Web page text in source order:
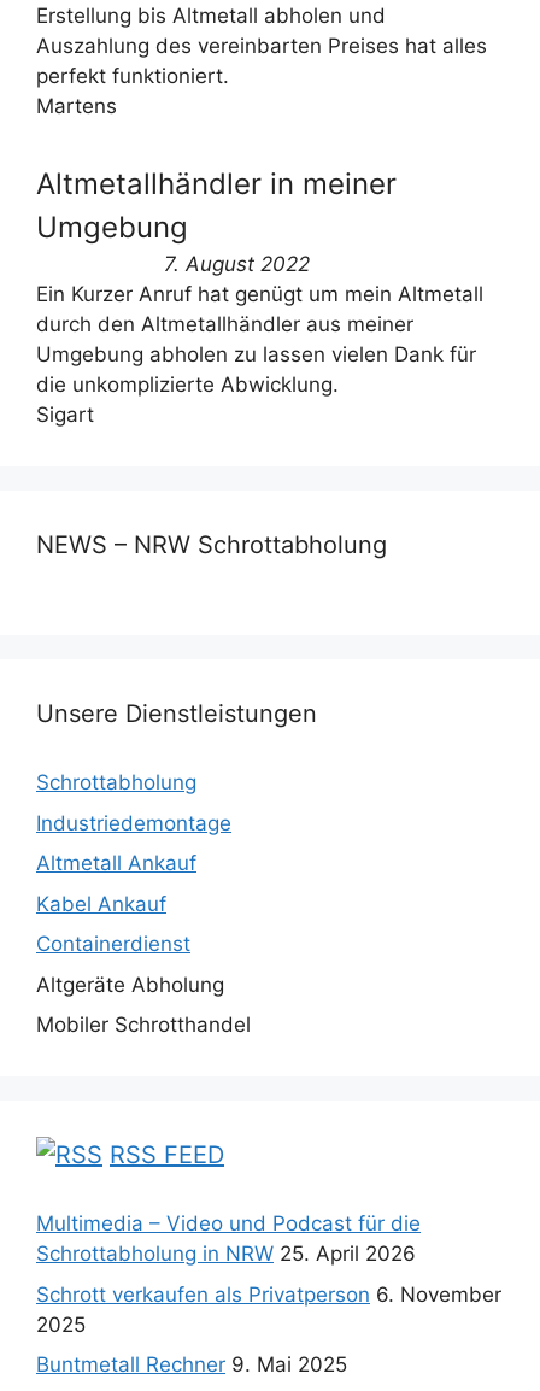
Erstellung bis Altmetall abholen und
Auszahlung des vereinbarten Preises hat alles
perfekt funktioniert.
Martens
Altmetallhändler in meiner
Umgebung
7. August 2022
Ein Kurzer Anruf hat genügt um mein Altmetall
durch den Altmetallhändler aus meiner
Umgebung abholen zu lassen vielen Dank für
die unkomplizierte Abwicklung.
Sigart
NEWS – NRW Schrottabholung
Unsere Dienstleistungen
Schrottabholung
Industriedemontage
Altmetall Ankauf
Kabel Ankauf
Containerdienst
Altgeräte Abholung
Mobiler Schrotthandel
RSS FEED
Multimedia – Video und Podcast für die
Schrottabholung in NRW 25. April 2026
Schrott verkaufen als Privatperson 6. November
2025
Buntmetall Rechner 9. Mai 2025